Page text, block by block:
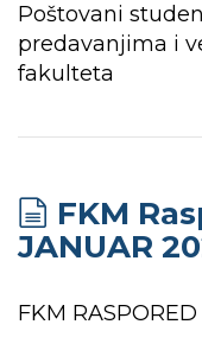
Poštovani
predavanjima i
fakulteta
FKM
JANUAR
FKM